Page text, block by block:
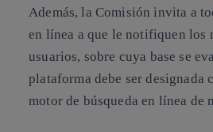
Además, la Comisión invita a
en línea a que le notifiquen los
usuarios, sobre cuya base se
plataforma debe ser designada
motor de búsqueda en línea de